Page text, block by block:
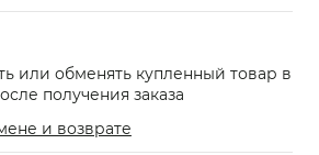
или обменять купленный товар в
получения заказа
и возврате